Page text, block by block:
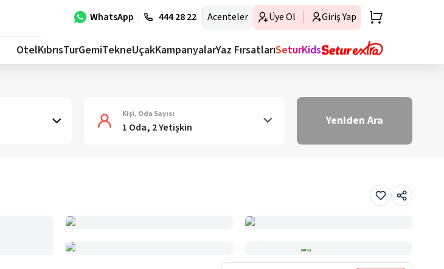
WhatsApp 444 28 22 Acenteler Üye Ol Giriş Yap
OtelKıbrısTurGemiTekneUçakKampanyalarYaz FırsatlarıSeturKids
Kişi, Oda Sayısı
1 Oda, 2 Yetişkin Yeniden Ara